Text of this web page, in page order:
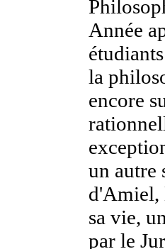
Année
la
encore
un autre
d'Amiel,
sa vie,
par le